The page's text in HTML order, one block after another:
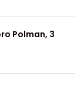
Polman, 3